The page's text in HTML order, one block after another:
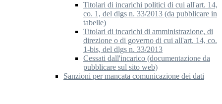
Titolari di incarichi politici di cui all'art. 14,
co. 1, del dlgs n. 33/2013 (da pubblicare in
tabelle)
Titolari di incarichi di amministrazione, di
direzione o di governo di cui all'art. 14, co.
1-bis, del dlgs n. 33/2013
Cessati dall'incarico (documentazione da
pubblicare sul sito web)
Sanzioni per mancata comunicazione dei dati